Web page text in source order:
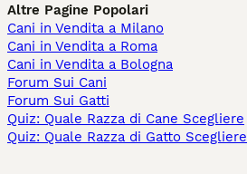
Altre Pagine Popolari
Cani in Vendita a Milano
Cani in Vendita a Roma
Cani in Vendita a Bologna
Forum Sui Cani
Forum Sui Gatti
Quiz: Quale Razza di Cane Scegliere
Quiz: Quale Razza di Gatto Scegliere